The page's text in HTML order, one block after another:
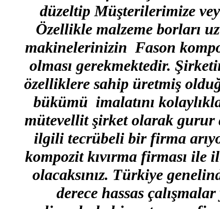
düzeltip Müşterilerimize
Özellikle malzeme borları
makinelerinizin Fason
olması gerekmektedir.
özelliklere sahip üretmiş
bükümü imalatını
mütevellit şirket olarak
ilgili tecrübeli bir firma
kompozit kıvırma firması ile
olacaksınız. Türkiye
derece hassas